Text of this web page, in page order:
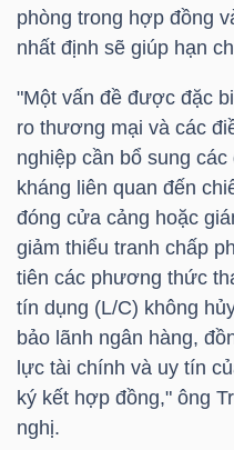
phòng trong hợp đồng
nhất định sẽ giúp hạn
"Một vấn đề được đặc
ro thương mại và các
nghiệp cần bổ sung
kháng liên quan đến
đóng cửa cảng hoặc
giảm thiểu tranh chấp
tiên các phương thức
tín dụng (L/C) không
bảo lãnh ngân hàng,
lực tài chính và uy tín
ký kết hợp đồng," ông
nghị.
CÔNG
NGHỆ
THÔNG
TIN
DỊCH
VỤ
TRUYỀN
THÔNG